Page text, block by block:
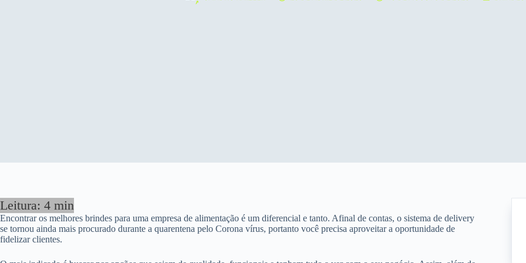
Encontrar os melhores brindes para uma empresa de alimentação é um diferencial e tanto. Afinal de contas, o sistema de delivery
se tornou ainda mais procurado durante a quarentena pelo Corona vírus, portanto você precisa aproveitar a oportunidade de
fidelizar clientes.